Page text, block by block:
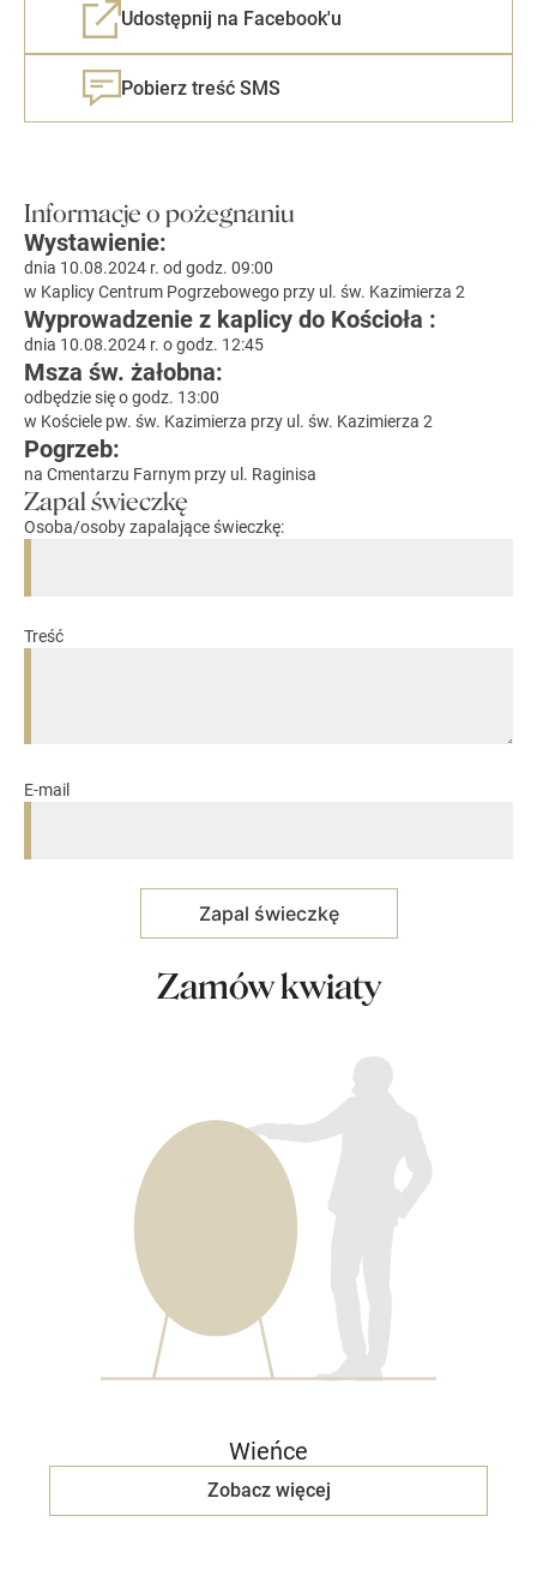
Udostępnij na Facebook'u
Pobierz treść SMS
Informacje o pożegnaniu
Wystawienie:
dnia 10.08.2024 r. od godz. 09:00
w Kaplicy Centrum Pogrzebowego przy ul. św. Kazimierza 2
Wyprowadzenie z kaplicy do Kościoła :
dnia 10.08.2024 r. o godz. 12:45
Msza św. żałobna:
odbędzie się o godz. 13:00
w Kościele pw. św. Kazimierza przy ul. św. Kazimierza 2
Pogrzeb:
na Cmentarzu Farnym przy ul. Raginisa
Zapal świeczkę
Osoba/osoby zapalające świeczkę:
Treść
E-mail
Zamów kwiaty
Wieńce
Zobacz więcej